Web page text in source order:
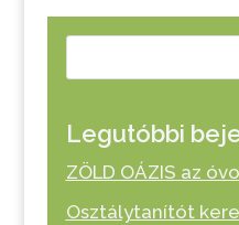
Legutóbbi
ZÖLD OÁZIS az
Osztálytanítót